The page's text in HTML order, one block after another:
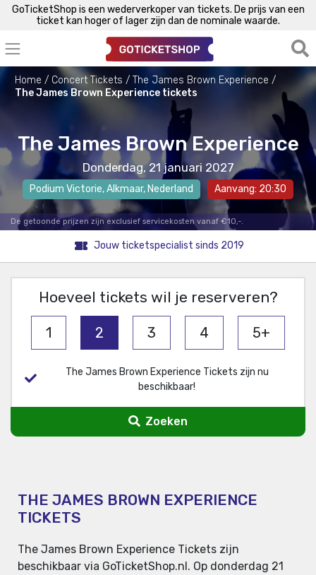
GoTicketShop is een wederverkoper van tickets. De prijs van een
ticket kan hoger of lager zijn dan de nominale waarde.
Home Concert Tickets
The James Brown Experience
The James Brown Experience tickets
The James Brown Experience
Donderdag, 21 januari 2027
Podium Victorie,Alkmaar, Nederland Aanvang: 20:30
De getoonde prijzen zijn exclusief servicekosten vanaf €10,-.
Jouw ticketspecialist sinds 2019
Hoeveel tickets wil je reserveren?
1 2 3 4 5+
The James Brown Experience Tickets zijn nu
beschikbaar!
Zoeken
THE JAMES BROWN EXPERIENCE
TICKETS
The James Brown Experience Tickets zijn
beschikbaar via GoTicketShop.nl. Op donderdag 21